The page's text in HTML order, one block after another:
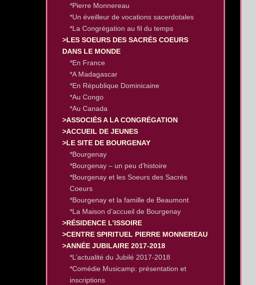
*Pierre Monnereau
*Un éveilleur de vocations sacerdotales
*La Congrégation au fil du temps
>LES SOEURS DES SACRÉS COEURS
DANS LE MONDE
*En France
*A Madagascar
*En République Dominicaine
*Au Congo
*Au Canada
>ASSOCIÉS A LA CONGRÉGATION
>ACCUEIL DE JEUNES
>LE SITE DE BOURGENAY
*Bourgenay
*Bourgenay – un peu d’histoire
*Bourgenay et les Soeurs des Sacrés
Coeurs
*Bourgenay et la famille de Beaumont
*La Maison d’accueil de Bourgenay
>RÉSIDENCE L’ISSOIRE
>CENTRE SPIRITUEL PIERRE MONNEREAU
>ANNÉE JUBILAIRE 2017-2018
*L’actualité du Jubilé 2017-2018
*Comédie Musicamp: présentation et
inscriptions